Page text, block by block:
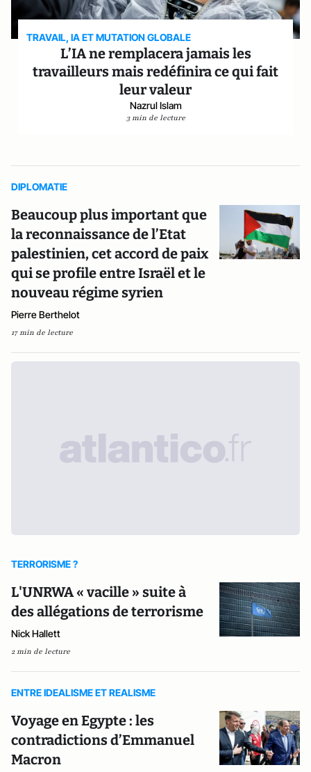
TRAVAIL, IA ET MUTATION GLOBALE
L’IA ne remplacera jamais les
travailleurs mais redéfinira ce qui fait
leur valeur
Nazrul Islam
3 min de lecture
DIPLOMATIE
Beaucoup plus important que
la reconnaissance de l’Etat
palestinien, cet accord de paix
qui se profile entre Israël et le
nouveau régime syrien
Pierre Berthelot
17 min de lecture
TERRORISME ?
L'UNRWA « vacille » suite à
des allégations de terrorisme
Nick Hallett
2 min de lecture
ENTRE IDEALISME ET REALISME
Voyage en Egypte : les
contradictions d’Emmanuel
Macron